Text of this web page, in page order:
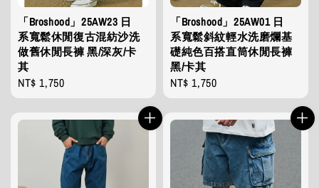
「Broshood」25AW23 日
系寬鬆休閒復古混紡沙洗
做舊休閒長褲 黑/深灰/卡
其
Regular
price
NT$ 1,750
「Broshood」25AW01 日
系寬鬆斜紋輕水洗磨爛基
礎純色百搭直筒休閒長褲
黑/卡其
Regular
price
NT$ 1,750